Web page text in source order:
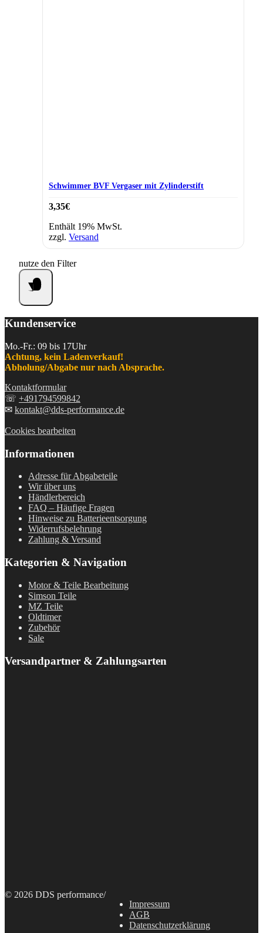
Schwimmer BVF Vergaser mit Zylinderstift
3,35€
Enthält 19% MwSt.
zzgl. Versand
nutze den Filter
Kundenservice
Mo.-Fr.: 09 bis 17Uhr
Achtung, kein Ladenverkauf!
Abholung/Abgabe nur nach Absprache.
Kontaktformular
☏ +491794599842
✉ kontakt@dds-performance.de
Cookies bearbeiten
Informationen
Adresse für Abgabeteile
Wir über uns
Händlerbereich
FAQ – Häufige Fragen
Hinweise zu Batterieentsorgung
Widerrufsbelehrung
Zahlung & Versand
Kategorien & Navigation
Motor & Teile Bearbeitung
Simson Teile
MZ Teile
Oldtimer
Zubehör
Sale
Versandpartner & Zahlungsarten
© 2026 DDS performance/
Impressum
AGB
Datenschutzerklärung